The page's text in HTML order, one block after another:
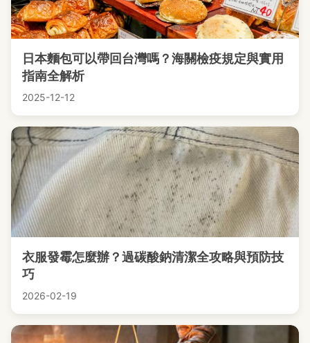
日本麵包可以帶回台灣嗎？海關檢疫規定與實用
指南全解析
2025-12-12
衣服發霉怎麼辦？過碳酸鈉清潔全攻略與預防技
巧
2026-02-19